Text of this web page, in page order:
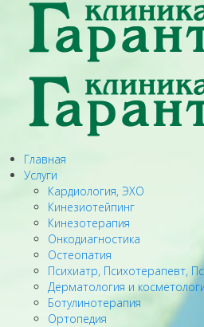
Главная
Услуги
Кардиология, ЭХО
Кинезиотейпинг
Кинезотерапия
Онкодиагностика
Остеопатия
Психиатр, Психотерапевт,
Дерматология и
Ботулинотерапия
Ортопедия